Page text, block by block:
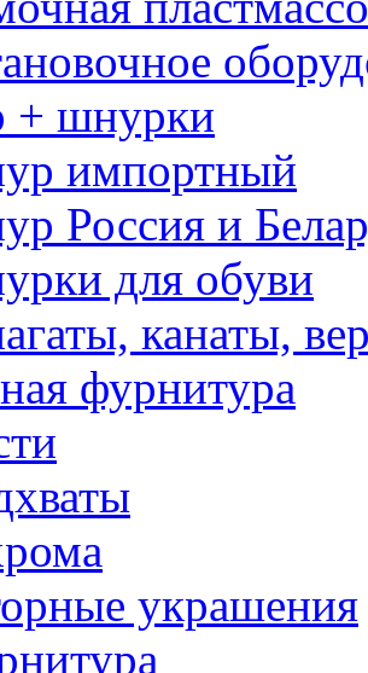
шнурки
импортный
Россия и
для обуви
канаты,
фурнитура
украшения